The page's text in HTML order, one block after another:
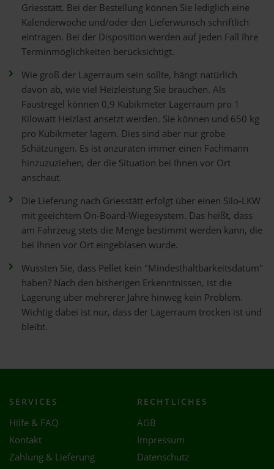
Griesstätt. Bei der Bestellung können Sie lediglich eine
Kalenderwoche und/oder den Lieferwunsch schriftlich
eintragen. Bei der Disposition werden auf jeden Fall Ihre
Terminmöglichkeiten berücksichtigt.
Wie groß der Lagerraum sein sollte, hängt natürlich
davon ab, wie viel Heizleistung Sie brauchen. Als
Faustregel können 0,9 Kubikmeter Lagerraum pro 1
Kilowatt Heizlast ansetzt werden. Sie können und 650 kg
pro Kubikmeter lagern. Dies sind aber nur grobe
Schätzungen. Es ist anzuraten immer einen Fachmann
hinzuzuziehen, der die Situation bei Ihnen vor Ort
anschaut.
Die Lieferung nach Griesstätt erfolgt über einen Silo-LKW
mit geeichtem On-Board-Wiegesystem. Das heißt, dass
am Fahrzeug stets die Menge bestimmt werden kann, die
bei Ihnen vor Ort eingeblasen wurde.
Wussten Sie, dass Pellet kein "Mindesthaltbarkeitsdatum"
haben? Nach den bisherigen Erkenntnissen, ist die
Lagerung über mehrerer Jahre hinweg kein Problem.
Wichtig dabei ist nur, dass der Lagerraum trocken ist und
bleibt.
SERVICES
Hilfe & FAQ
Kontakt
Zahlung & Lieferung
RECHTLICHES
AGB
Impressum
Datenschutz